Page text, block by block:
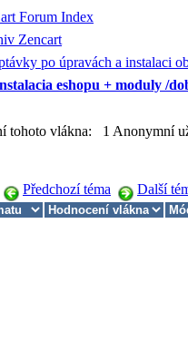
Forum Index
Zencart
po úpravách a instalaci
eshopu + moduly /
tohoto vlákna: 1 Anonymní
Předchozí téma Další